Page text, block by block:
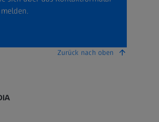
Zurück nach oben